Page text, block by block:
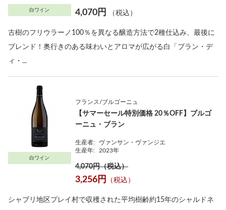
白ワイン 4,070円 （税込）
古樹のフリウラーノ100％を異なる醸造方法で2種仕込み、最後に
ブレンド！奥行きのある味わいとアロマが広がる白「ブラン・デ
ィ・...
白ワイン
フランス/ブルゴーニュ
【サマーセール特別価格 20％OFF】ブルゴ
ーニュ・ブラン
生産者:
ヴァンサン・ヴァンジエ
生産年:
2023年
4,070円（税込）
3,256円 （税込）
シャブリ地区プレイ村で収穫された平均樹齢約15年のシャルドネ